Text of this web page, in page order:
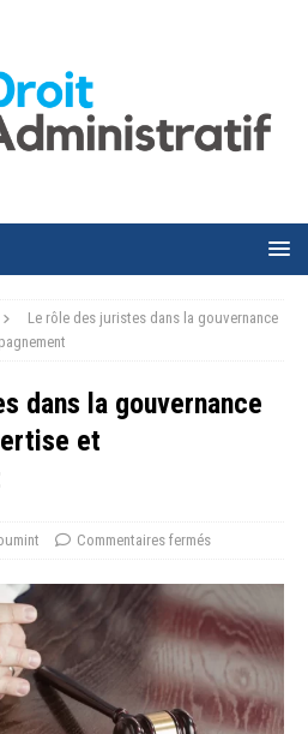
Le rôle des juristes dans la gouvernance
dans la gouvernance
et
Commentaires fermés